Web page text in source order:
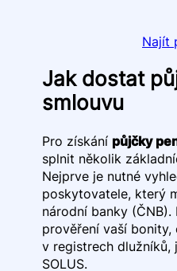
Najít
Jak dostat
smlouvu
Pro získání půjčky
splnit několik
Nejprve je nutné
poskytovatele, který
národní banky
prověření vaší
v registrech dlužníků,
SOLUS.